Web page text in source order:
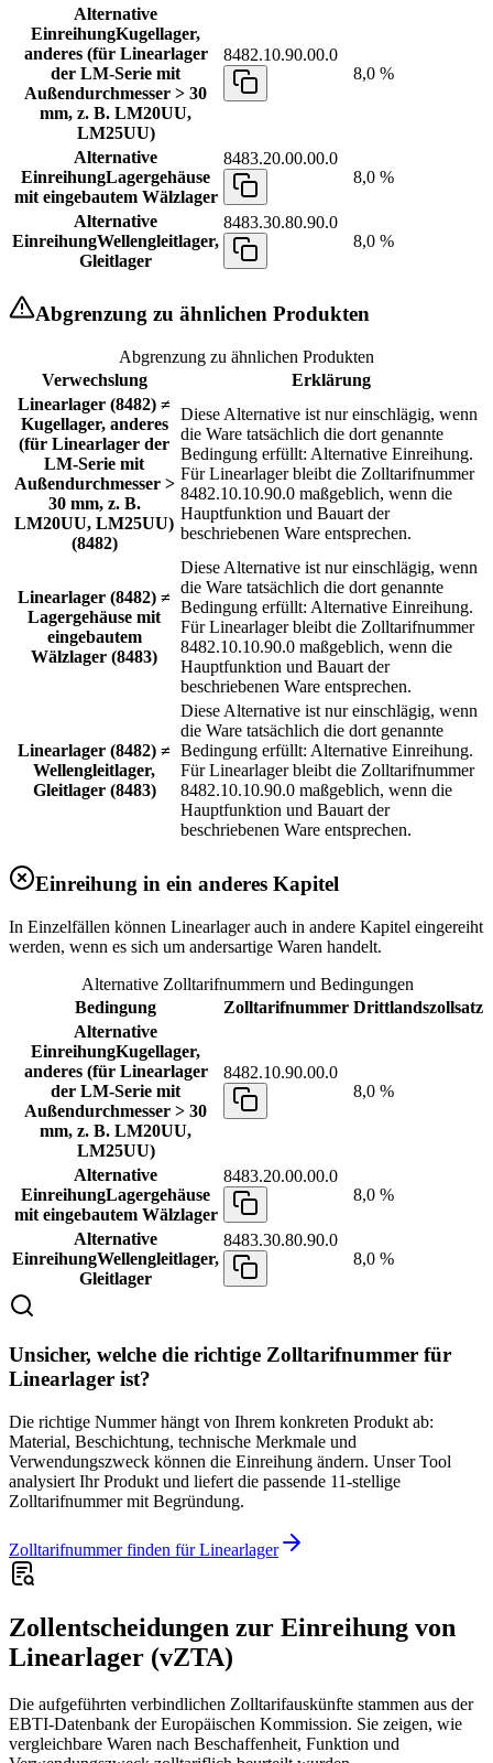
Alternative
EinreihungKugellager,
anderes (für Linearlager
der LM-Serie mit
Außendurchmesser > 30
mm, z. B. LM20UU,
LM25UU)
8482.10.90.00.0
8,0 %
Alternative
EinreihungLagergehäuse
mit eingebautem Wälzlager
8483.20.00.00.0
8,0 %
Alternative
EinreihungWellengleitlager,
Gleitlager
8483.30.80.90.0
8,0 %
Abgrenzung zu ähnlichen Produkten
Abgrenzung zu ähnlichen Produkten
Verwechslung
Erklärung
Linearlager (8482) ≠
Kugellager, anderes
(für Linearlager der
LM-Serie mit
Außendurchmesser >
30 mm, z. B.
LM20UU, LM25UU)
(8482)
Diese Alternative ist nur einschlägig, wenn
die Ware tatsächlich die dort genannte
Bedingung erfüllt: Alternative Einreihung.
Für Linearlager bleibt die Zolltarifnummer
8482.10.10.90.0 maßgeblich, wenn die
Hauptfunktion und Bauart der
beschriebenen Ware entsprechen.
Linearlager (8482) ≠
Lagergehäuse mit
eingebautem
Wälzlager (8483)
Diese Alternative ist nur einschlägig, wenn
die Ware tatsächlich die dort genannte
Bedingung erfüllt: Alternative Einreihung.
Für Linearlager bleibt die Zolltarifnummer
8482.10.10.90.0 maßgeblich, wenn die
Hauptfunktion und Bauart der
beschriebenen Ware entsprechen.
Linearlager (8482) ≠
Wellengleitlager,
Gleitlager (8483)
Diese Alternative ist nur einschlägig, wenn
die Ware tatsächlich die dort genannte
Bedingung erfüllt: Alternative Einreihung.
Für Linearlager bleibt die Zolltarifnummer
8482.10.10.90.0 maßgeblich, wenn die
Hauptfunktion und Bauart der
beschriebenen Ware entsprechen.
Einreihung in ein anderes Kapitel
In Einzelfällen können Linearlager auch in andere Kapitel eingereiht
werden, wenn es sich um andersartige Waren handelt.
Alternative Zolltarifnummern und Bedingungen
Bedingung
Zolltarifnummer Drittlandszollsatz
Alternative
EinreihungKugellager,
anderes (für Linearlager
der LM-Serie mit
Außendurchmesser > 30
mm, z. B. LM20UU,
LM25UU)
8482.10.90.00.0
8,0 %
Alternative
EinreihungLagergehäuse
mit eingebautem Wälzlager
8483.20.00.00.0
8,0 %
Alternative
EinreihungWellengleitlager,
Gleitlager
8483.30.80.90.0
8,0 %
Unsicher, welche die richtige Zolltarifnummer für
Linearlager ist?
Die richtige Nummer hängt von Ihrem konkreten Produkt ab:
Material, Beschichtung, technische Merkmale und
Verwendungszweck können die Einreihung ändern. Unser Tool
analysiert Ihr Produkt und liefert die passende 11-stellige
Zolltarifnummer mit Begründung.
Zolltarifnummer finden für Linearlager
Zollentscheidungen zur Einreihung von
Linearlager (vZTA)
Die aufgeführten verbindlichen Zolltarifauskünfte stammen aus der
EBTI-Datenbank der Europäischen Kommission. Sie zeigen, wie
vergleichbare Waren nach Beschaffenheit, Funktion und